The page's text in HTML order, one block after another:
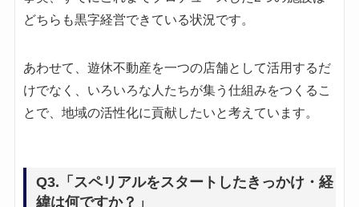
どちらも黒字経営できている状況です。
あわせて、遊休不動産を一つの店舗として活用するだ
けでなく、いろいろな人たちが集う仕組みをつくるこ
とで、地域の活性化に貢献したいと考えています。
Q3.「スペリアルをスタートしたきっかけ・経
緯は何ですか？」